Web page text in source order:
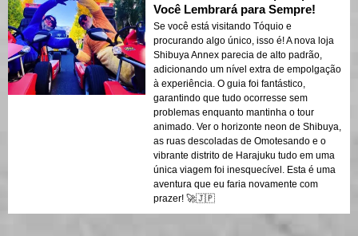
Você Lembrará para Sempre!
Se você está visitando Tóquio e
procurando algo único, isso é! A nova loja
Shibuya Annex parecia de alto padrão,
adicionando um nível extra de empolgação
à experiência. O guia foi fantástico,
garantindo que tudo ocorresse sem
problemas enquanto mantinha o tour
animado. Ver o horizonte neon de Shibuya,
as ruas descoladas de Omotesando e o
vibrante distrito de Harajuku tudo em uma
única viagem foi inesquecível. Esta é uma
aventura que eu faria novamente com
prazer! 🚀🇯🇵